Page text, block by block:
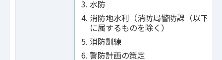
水防
消防地水利（消防局警防課（以下「
に属するものを除く）
消防訓練
警防計画の策定